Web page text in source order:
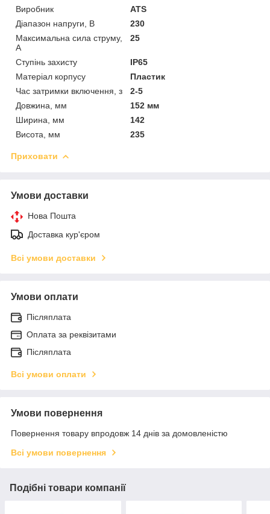
Виробник
ATS
Діапазон напруги, В
230
Максимальна сила струму,
А
25
Ступінь захисту
IP65
Матеріал корпусу
Пластик
Час затримки включення, з
2-5
Довжина, мм
152 мм
Ширина, мм
142
Висота, мм
235
Приховати
Умови доставки
Нова Пошта
Доставка кур'єром
Всі умови доставки
Умови оплати
Післяплата
Оплата за реквізитами
Післяплата
Всі умови оплати
Умови повернення
Повернення товару впродовж 14 днів за домовленістю
Всі умови повернення
Подібні товари компанії